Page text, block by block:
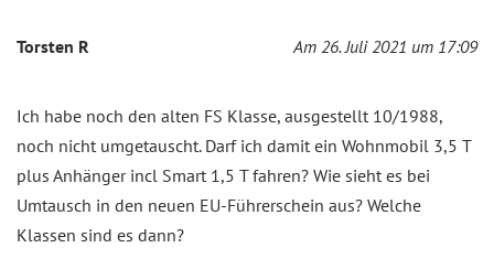
Torsten R Am 26. Juli 2021 um 17:09
Ich habe noch den alten FS Klasse, ausgestellt 10/1988,
noch nicht umgetauscht. Darf ich damit ein Wohnmobil 3,5 T
plus Anhänger incl Smart 1,5 T fahren? Wie sieht es bei
Umtausch in den neuen EU-Führerschein aus? Welche
Klassen sind es dann?